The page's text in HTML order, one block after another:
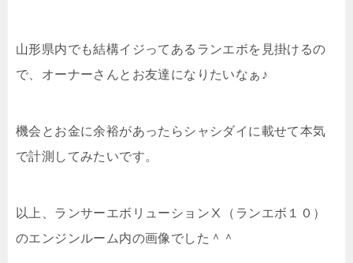
山形県内でも結構イジってあるランエボを見掛けるの
で、オーナーさんとお友達になりたいなぁ♪
機会とお金に余裕があったらシャシダイに載せて本気
で計測してみたいです。
以上、ランサーエボリューションⅩ（ランエボ１０）
のエンジンルーム内の画像でした＾＾